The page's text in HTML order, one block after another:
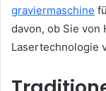
graviermaschine
davon, ob Sie
Lasertechnologie